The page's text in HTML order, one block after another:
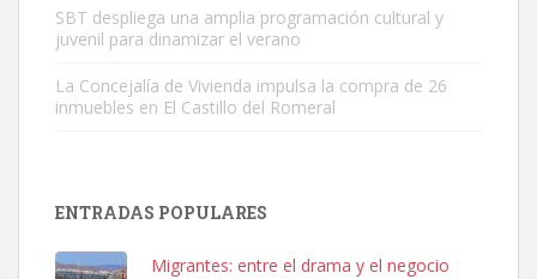
Leales.org » Gran Canaria
SBT despliega una amplia programación cultural y
juvenil para dinamizar el verano
La Concejalía de Vivienda impulsa la compra de 26
inmuebles en El Castillo del Romeral
ENTRADAS POPULARES
Migrantes: entre el drama y el negocio